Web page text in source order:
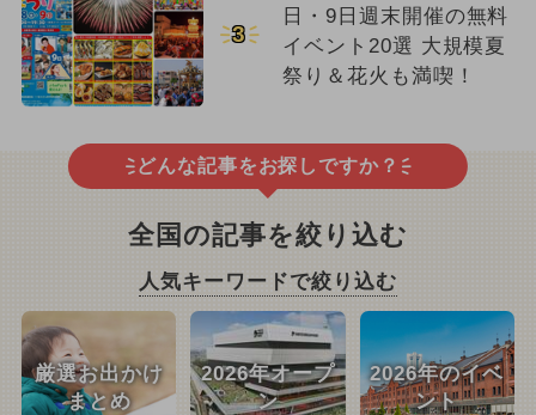
3
日・9日週末開催の無料
イベント20選 大規模夏
祭り＆花火も満喫！
どんな記事をお探しですか？
全国の記事を絞り込む
人気キーワードで絞り込む
厳選お出かけ
まとめ
2026年オープ
ン
2026年のイベ
ント